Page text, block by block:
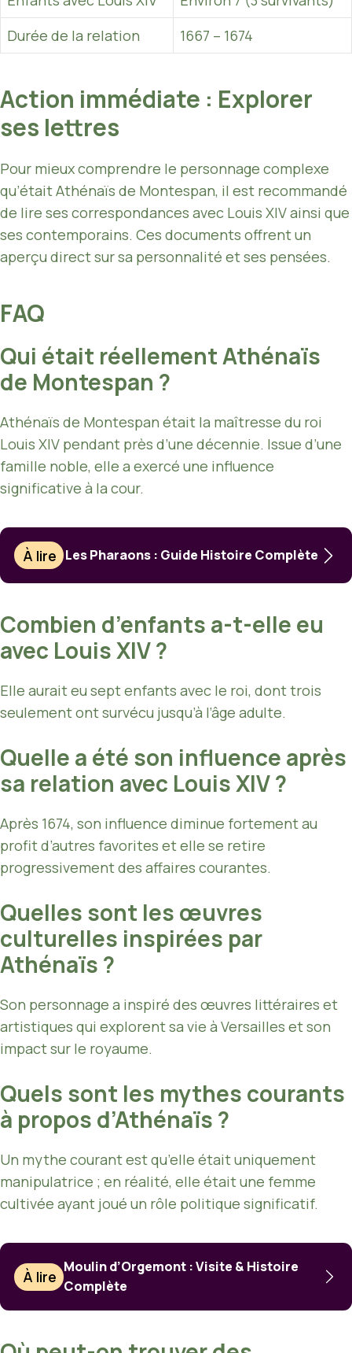
Durée de la relation
1667 – 1674
Action immédiate : Explorer
ses lettres
Pour mieux comprendre le personnage complexe
qu’était Athénaïs de Montespan, il est recommandé
de lire ses correspondances avec Louis XIV ainsi que
ses contemporains. Ces documents offrent un
aperçu direct sur sa personnalité et ses pensées.
FAQ
Qui était réellement Athénaïs
de Montespan ?
Athénaïs de Montespan était la maîtresse du roi
Louis XIV pendant près d’une décennie. Issue d’une
famille noble, elle a exercé une influence
significative à la cour.
À lire Les Pharaons : Guide Histoire Complète
Combien d’enfants a-t-elle eu
avec Louis XIV ?
Elle aurait eu sept enfants avec le roi, dont trois
seulement ont survécu jusqu’à l’âge adulte.
Quelle a été son influence après
sa relation avec Louis XIV ?
Après 1674, son influence diminue fortement au
profit d’autres favorites et elle se retire
progressivement des affaires courantes.
Quelles sont les œuvres
culturelles inspirées par
Athénaïs ?
Son personnage a inspiré des œuvres littéraires et
artistiques qui explorent sa vie à Versailles et son
impact sur le royaume.
Quels sont les mythes courants
à propos d’Athénaïs ?
Un mythe courant est qu’elle était uniquement
manipulatrice ; en réalité, elle était une femme
cultivée ayant joué un rôle politique significatif.
À lire
Moulin d’Orgemont : Visite & Histoire
Complète